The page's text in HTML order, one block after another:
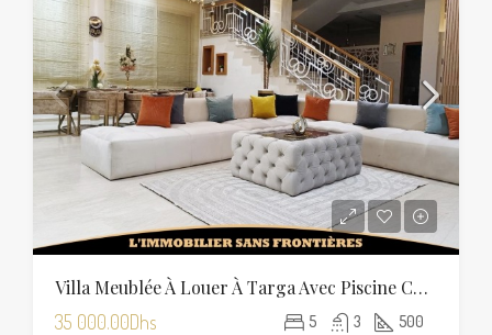
Villa Meublée À Louer À Targa Avec Piscine Chauffée
35 000.00Dhs 5 3 500